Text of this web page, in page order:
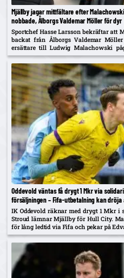
Mjällby jagar mittfältare efter
nobbade, Ålborgs Valdemar Möller för dyr
Sportchef Hasse Larsson bekräftar att
backat från Ålborgs Valdemar
ersättare till Ludwig Malachowski
augusti.
Oddevold väntas få drygt 1 Mkr via
försäljningen – Fifa-utbetalning kan dröja
IK Oddevold räknar med drygt 1 Mkr
Stroud lämnar Mjällby för Hull City.
för lång ledtid via Fifa och pekar på